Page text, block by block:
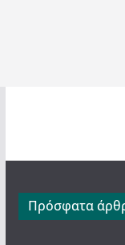
Πρόσφατα